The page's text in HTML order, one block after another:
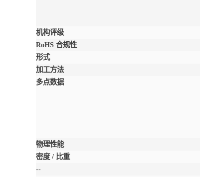
机构评级
RoHS 合规性
形式
加工方法
多点数据
物理性能
密度 / 比重
--